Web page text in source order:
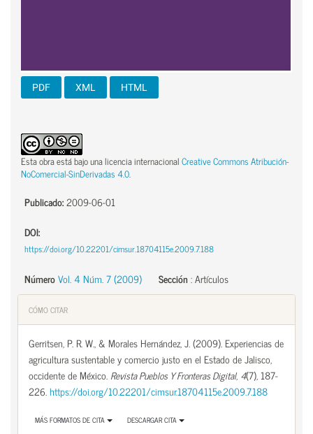
PDF XML HTML
Esta obra está bajo una licencia internacionalCreative Commons Atribución-
NoComercial-SinDerivadas 4.0.
Publicado:2009-06-01
DOI:
https://doi.org/10.22201/cimsur.18704115e.2009.7.188
NúmeroVol. 4 Núm. 7 (2009) Sección :Artículos
CÓMO CITAR
Gerritsen, P. R. W., & Morales Hernández, J. (2009). Experiencias de
agricultura sustentable y comercio justo en el Estado de Jalisco,
occidente de México. Revista Pueblos Y Fronteras Digital, 4(7), 187-
226.https://doi.org/10.22201/cimsur.18704115e.2009.7.188
MÁS FORMATOS DE CITA DESCARGAR CITA